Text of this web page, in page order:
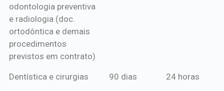
odontologia preventiva
e radiologia (doc.
ortodôntica e demais
procedimentos
previstos em contrato)
Dentística e cirurgias 90 dias 24 horas